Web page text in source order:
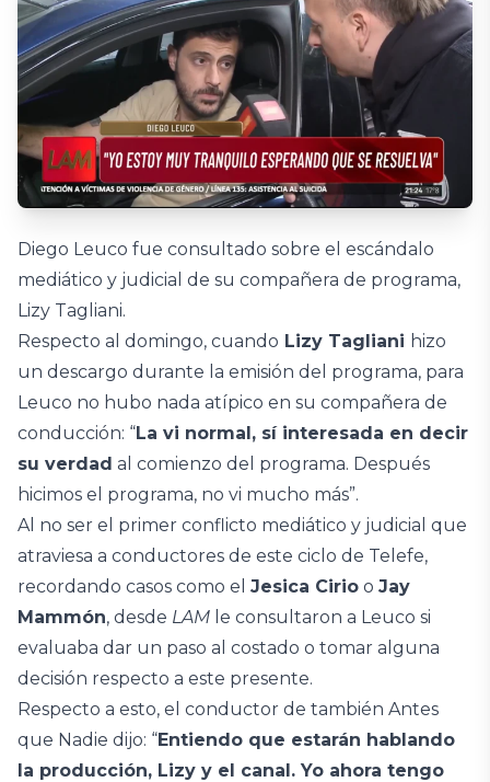
Diego Leuco fue consultado sobre el escándalo
mediático y judicial de su compañera de programa,
Lizy Tagliani.
Respecto al domingo, cuando Lizy Tagliani hizo
un descargo durante la emisión del programa, para
Leuco no hubo nada atípico en su compañera de
conducción: “La vi normal, sí interesada en decir
su verdad al comienzo del programa. Después
hicimos el programa, no vi mucho más”.
Al no ser el primer conflicto mediático y judicial que
atraviesa a conductores de este ciclo de Telefe,
recordando casos como el Jesica Cirio o Jay
Mammón, desde LAM le consultaron a Leuco si
evaluaba dar un paso al costado o tomar alguna
decisión respecto a este presente.
Respecto a esto, el conductor de también Antes
que Nadie dijo: “Entiendo que estarán hablando
la producción, Lizy y el canal. Yo ahora tengo